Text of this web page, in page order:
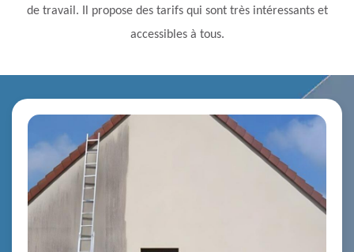
de travail. Il propose des tarifs qui sont très intéressants et
accessibles à tous.